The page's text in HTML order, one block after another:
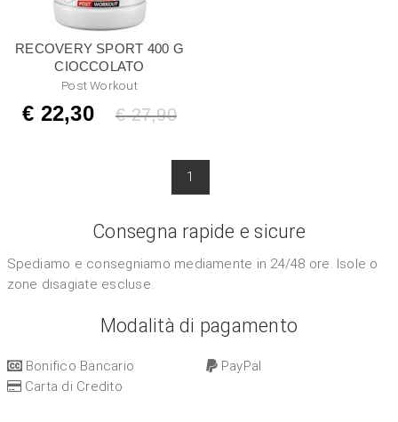
RECOVERY SPORT 400 G
CIOCCOLATO
Post Workout
€ 22,30 Listino
€ 27,90
1
Consegna rapide e sicure
Spediamo e consegniamo mediamente in 24/48 ore. Isole o
zone disagiate escluse.
Modalità di pagamento
Bonifico Bancario
Carta di Credito
PayPal